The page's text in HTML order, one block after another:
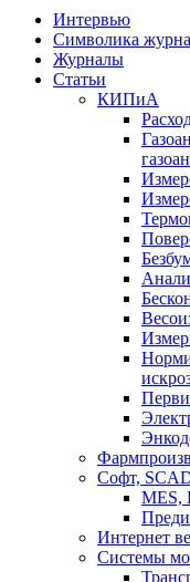
Интервью
Символика
Журналы
Статьи
КИПиА
Софт,
MES,
Интернет
Системы